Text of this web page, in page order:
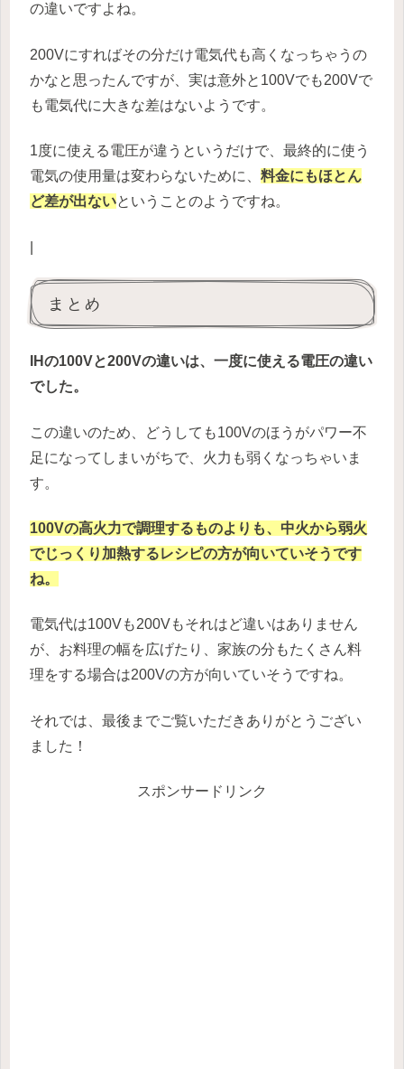
の違いですよね。
200Vにすればその分だけ電気代も高くなっちゃうの
かなと思ったんですが、実は意外と100Vでも200Vで
も電気代に大きな差はないようです。
1度に使える電圧が違うというだけで、最終的に使う
電気の使用量は変わらないために、 料金にもほとん
ど差が出ないということのようですね。
まとめ
IHの100Vと200Vの違いは、一度に使える電圧の違い
でした。
この違いのため、どうしても100Vのほうがパワー不
足になってしまいがちで、火力も弱くなっちゃいま
す。
100Vの高火力で調理するものよりも、中火から弱火
でじっくり加熱するレシピの方が向いていそうです
ね。
電気代は100Vも200Vもそれはど違いはありません
が、お料理の幅を広げたり、家族の分もたくさん料
理をする場合は200Vの方が向いていそうですね。
それでは、最後までご覧いただきありがとうござい
ました！
スポンサードリンク